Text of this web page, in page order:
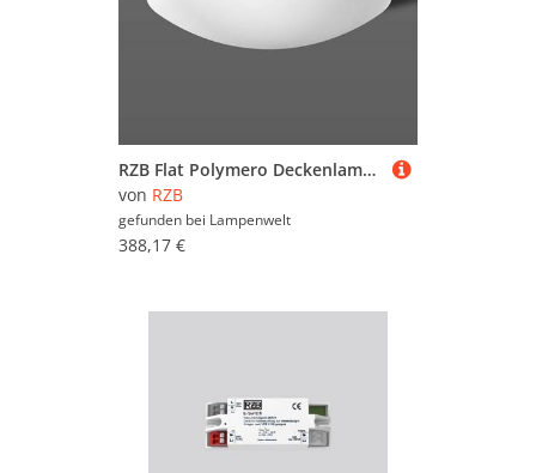
RZB Flat Polymero Deckenlampe on/off 27W 46cm 840
von RZB
gefunden bei Lampenwelt
388,17 €